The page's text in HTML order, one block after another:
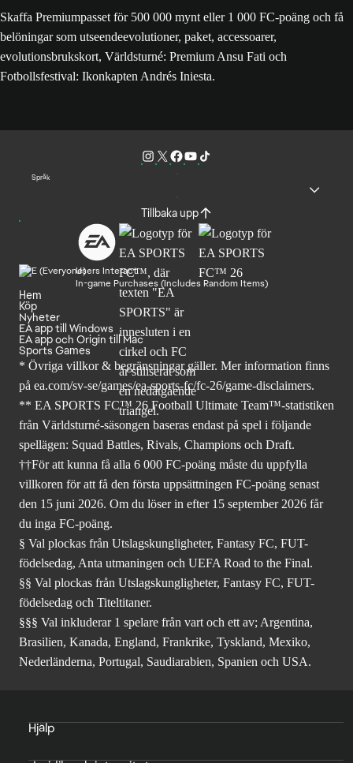
Skaffa Premiumpasset för 500 000 mynt eller 1 000 FC-poäng och få
belöningar som utseendeevolutioner, paket, accessoarer,
evolutionsbrukskort, Världsturné: Premium Ansu Fati och
Fotbollsfestival: Ikonkapten Andrés Iniesta.
Språk
Tillbaka upp
Users Interact
In-game Purchases (Includes Random Items)
Hem
Köp
Nyheter
EA app till Windows
EA app och Origin till Mac
Sports Games
* Övriga villkor & begränsningar gäller. Merinformation finns
på ea.com/sv-se/games/ea-sports-fc/fc-26/game-disclaimers.
** EA SPORTS FC™ 26 Football Ultimate Team™-statistiken
från Världsturné-säsongen baseras endast på spel i följande
spellägen: Squad Battles, Rivals, Champions och Draft.
††För att kunna få alla 6 000 FC-poäng måste du uppfylla
villkoren för att få den första uppsättningen FC-poäng senast
den 15 juni 2026. Om du löser in efter 15 september 2026 får
du inga FC-poäng.
§ Val plockas från Utslagskungligheter, Fantasy FC, FUT-
födelsedag, Anta utmaningen och UEFA Road to the Final.
§§ Val plockas från Utslagskungligheter, Fantasy FC, FUT-
födelsedag och Titeltitaner.
§§§ Val inkluderar 1 spelare från vart och ett av; Argentina,
Brasilien, Kanada, England, Frankrike, Tyskland, Mexiko,
Nederländerna, Portugal, Saudiarabien, Spanien och USA.
Hjälp